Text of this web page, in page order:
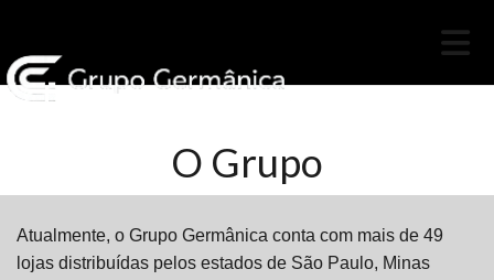
O Grupo
Atualmente, o Grupo Germânica conta com mais de 49
lojas distribuídas pelos estados de São Paulo, Minas